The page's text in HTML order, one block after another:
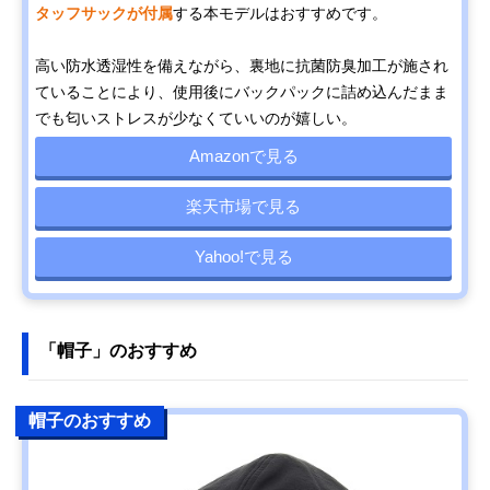
タッフサックが付属する本モデルはおすすめです。
高い防水透湿性を備えながら、裏地に抗菌防臭加工が施され
ていることにより、使用後にバックパックに詰め込んだまま
でも匂いストレスが少なくていいのが嬉しい。
Amazonで見る
楽天市場で見る
Yahoo!で見る
「帽子」のおすすめ
帽子のおすすめ